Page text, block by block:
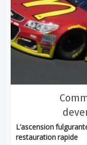
L’ascension
restauration rapide